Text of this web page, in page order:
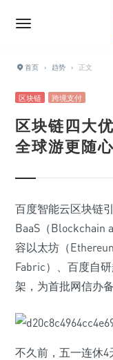
首页 › 趋势 › 正文
区块链 跨境支付
区块链四大
全球游更随
百度智能云区块链
BaaS（Blockchain
容以太坊（
Fabric）、百度自
架，为首批网信办
不久前，五一连休